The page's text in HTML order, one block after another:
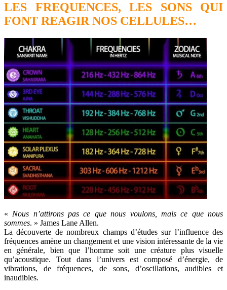
LES FREQUENCES, LES SONS QUI
FONT REAGIR NOS CELLULES…
« Nous n’attirons pas ce que nous voulons, mais ce que nous
sommes. » James Lane Allen.
La découverte de nombreux champs d’études sur l’influence des
fréquences amène un changement et une vision intéressante de la vie
en générale, bien que l’homme soit une créature plus visuelle
qu’acoustique. Tout dans l’univers est composé d’énergie, de
vibrations, de fréquences, de sons, d’oscillations, audibles et
inaudibles.